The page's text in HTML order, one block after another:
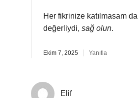
Her fikrinize katılmasam
değerliydi, sağ olun.
Ekim 7, 2025 Yanıtla
Elif